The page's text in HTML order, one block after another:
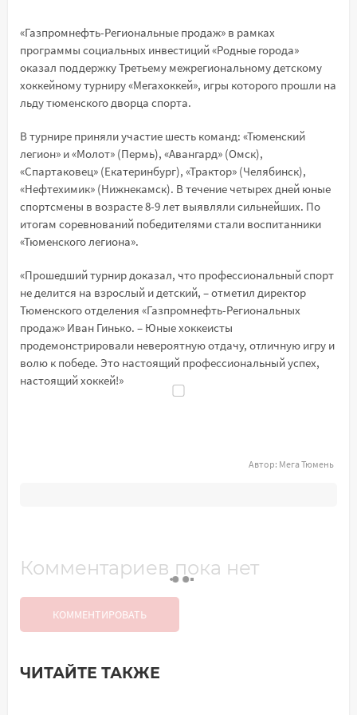
«Газпромнефть-Региональные продаж» в рамках
программы социальных инвестиций «Родные города»
оказал поддержку Третьему межрегиональному детскому
хоккейному турниру «Мегахоккей», игры которого прошли на
льду тюменского дворца спорта.
В турнире приняли участие шесть команд: «Тюменский
легион» и «Молот» (Пермь), «Авангард» (Омск),
«Спартаковец» (Екатеринбург), «Трактор» (Челябинск),
«Нефтехимик» (Нижнекамск). В течение четырех дней юные
спортсмены в возрасте 8-9 лет выявляли сильнейших. По
итогам соревнований победителями стали воспитанники
«Тюменского легиона».
«Прошедший турнир доказал, что профессиональный спорт
не делится на взрослый и детский, – отметил директор
Тюменского отделения «Газпромнефть-Региональных
продаж» Иван Гинько. – Юные хоккеисты
продемонстрировали невероятную отдачу, отличную игру и
волю к победе. Это настоящий профессиональный успех,
настоящий хоккей!»
Автор: Мега Тюмень
Комментариев пока нет
КОММЕНТИРОВАТЬ
Добавить комментарий
ЧИТАЙТЕ ТАКЖЕ